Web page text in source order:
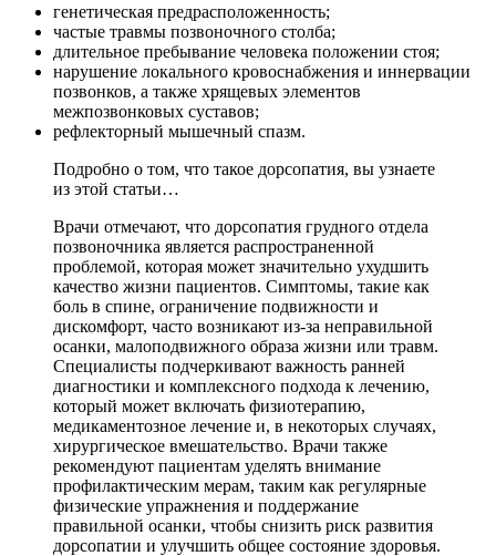
генетическая предрасположенность;
частые травмы позвоночного столба;
длительное пребывание человека положении стоя;
нарушение локального кровоснабжения и иннервации
позвонков, а также хрящевых элементов
межпозвонковых суставов;
рефлекторный мышечный спазм.
Подробно о том, что такое дорсопатия, вы узнаете
из этой статьи…
Врачи отмечают, что дорсопатия грудного отдела
позвоночника является распространенной
проблемой, которая может значительно ухудшить
качество жизни пациентов. Симптомы, такие как
боль в спине, ограничение подвижности и
дискомфорт, часто возникают из-за неправильной
осанки, малоподвижного образа жизни или травм.
Специалисты подчеркивают важность ранней
диагностики и комплексного подхода к лечению,
который может включать физиотерапию,
медикаментозное лечение и, в некоторых случаях,
хирургическое вмешательство. Врачи также
рекомендуют пациентам уделять внимание
профилактическим мерам, таким как регулярные
физические упражнения и поддержание
правильной осанки, чтобы снизить риск развития
дорсопатии и улучшить общее состояние здоровья.